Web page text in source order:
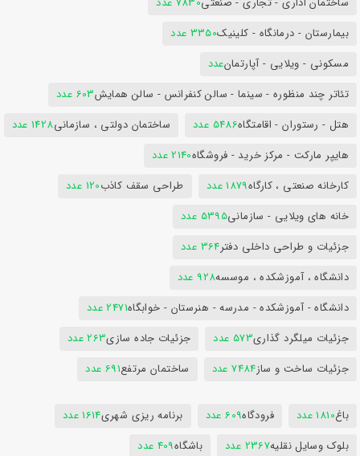
بیمارستان - درمانگاه - کلینیک3350 عدد
مسکونی - ویلایی - آپارتمانعدد
تئاتر چند منظوره - سینما - سالن کنفرانس - سالن همایش603 عدد
هتل - رستوران - اقامتگاه5486 عدد ساختمان دولتی ، سازمانی1428 عدد
هایپر مارکت - مرکز خرید - فروشگاه2140 عدد
کارخانه صنعتی ، کارگاه1879 عدد طراحی سقف کاذب120 عدد
خانه های ویلایی - سازمانی5395 عدد
جزئیات و طراحی داخلی دفتر364 عدد
دانشگاه ، آموزشکده ، موسسه928 عدد
دانشگاه - آموزشکده - مدرسه - هنرستان - خوابگاه2471 عدد
جزئیات میلگرد گذاری573 عدد جزئیات جاده سازی263 عدد
جزئیات ساخت و ساز7484 عدد ساختمان مرتفع691 عدد
باغ1810 عدد فرودگاه609 عدد برنامه ریزی شهری1614 عدد
بلوک وسایل نقلیه2367 عدد باشگاه409 عدد